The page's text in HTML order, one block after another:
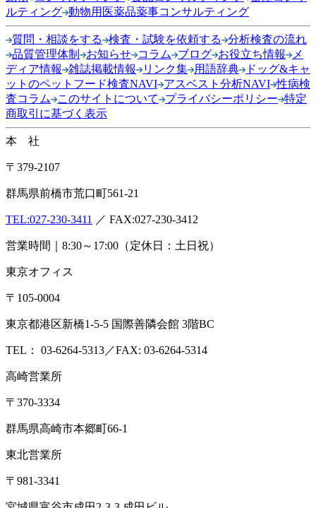
ルティング 動物用医薬品薬事コンサルティング
質問・相談をする 検査・試験を依頼する
分析検査の流れ
品質管理体制
お知らせ コラム ブログ お役立ち情報
メ
ディア情報
雑誌掲載情報 リンク集 用語辞典
ドッグ&キャ
ットのペットフード検査NAVI アスベスト分析NAVI 性病検
査コラム
このサイトについて プライバシーポリシー 特定
商取引に基づく表示
本 社
〒379-2107
群馬県前橋市荒口町561-21
TEL:027-230-3411 ／ FAX:027-230-3412
営業時間｜8:30～17:00（定休日：土日祝）
東京オフィス
〒105-0004
東京都港区新橋1-5-5 国際善隣会館 3階BC
TEL： 03-6264-5313／FAX: 03-6264-5314
高崎営業所
〒370-3334
群馬県高崎市本郷町66-1
東北営業所
〒981-3341